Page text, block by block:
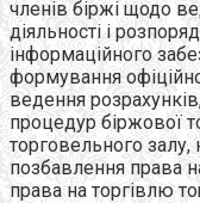
членів біржі щодо
діяльності і
інформаційного
формування
ведення
процедур біржової
торговельного
позбавлення права
права на торгівлю